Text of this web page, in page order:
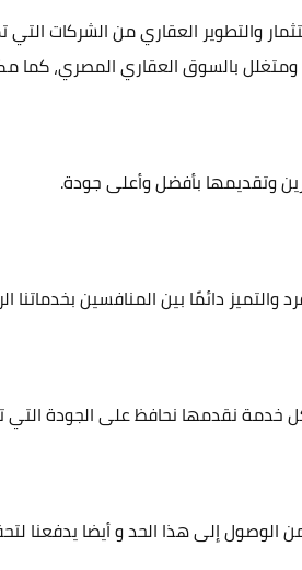
والتطوير العقاري من الشركات
بالسوق العقاري المصري، كما
وتقديمها بأفضل وأعلى جودة.
والتميز دائمًا بين المنافسين بخدماتنا
نقدمها نحافظ على الجودة التي
الوصول إلى هذا الحد و أيضا يدفعنا